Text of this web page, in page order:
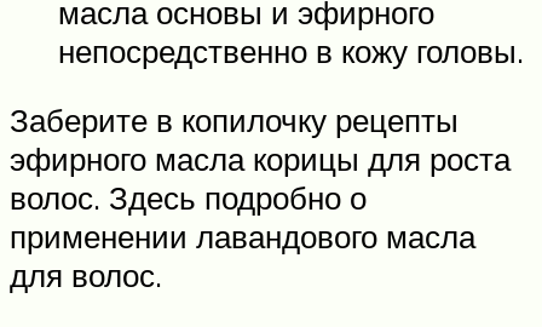
масла основы и эфирного
непосредственно в кожу головы.
Заберите в копилочку рецепты
эфирного масла корицы для роста
волос. Здесь подробно о
применении лавандового масла
для волос.